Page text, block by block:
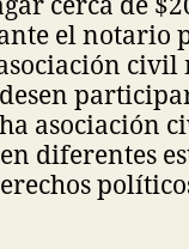
el notario
asociación
diferentes